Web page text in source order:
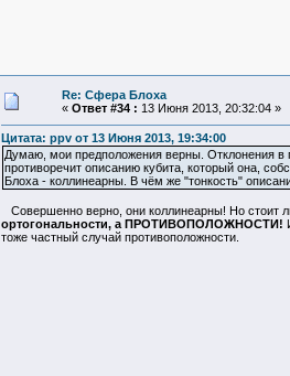
Re: Сфера Блоха
« Ответ #34 : 13 Июня 2013, 20:32:04 »
Цитата: ppv от 13 Июня 2013, 19:34:00
Думаю, мои предположения верны. Отклонения в
противоречит описанию кубита, который она,
Блоха - коллинеарны. В чём же "тонкость"
Совершенно верно, они коллинеарны! Но стоит
ортогональности, а ПРОТИВОПОЛОЖНОСТИ!
тоже частный случай противоположности.